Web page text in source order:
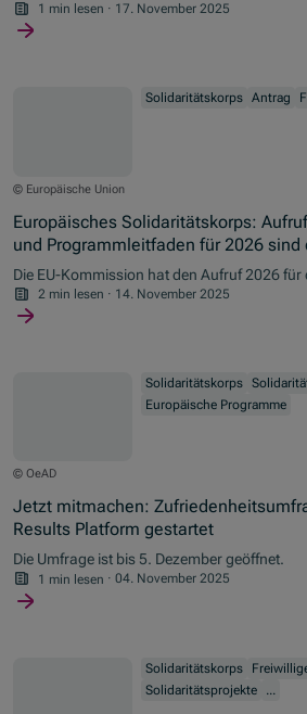
finalen Ausstellung
1 min lesen · 17. November 2025
© Europäische Union
Solidaritätskorps Antrag
Europäisches Solidaritätskorps:
und Programmleitfaden für 2026 sind
Die EU-Kommission hat den Aufruf 2026
Solidaritätskorps (ESK) veröffentlicht. Für
kommendes Jahr drei Millionen an
2 min lesen · 14. November 2025
© OeAD
Solidaritätskorps
Europäische Programme
Jetzt mitmachen:
Results Platform gestartet
Die Umfrage ist bis 5. Dezember geöffnet.
1 min lesen · 04. November 2025
Solidaritätskorps
Solidaritätsprojekte
...